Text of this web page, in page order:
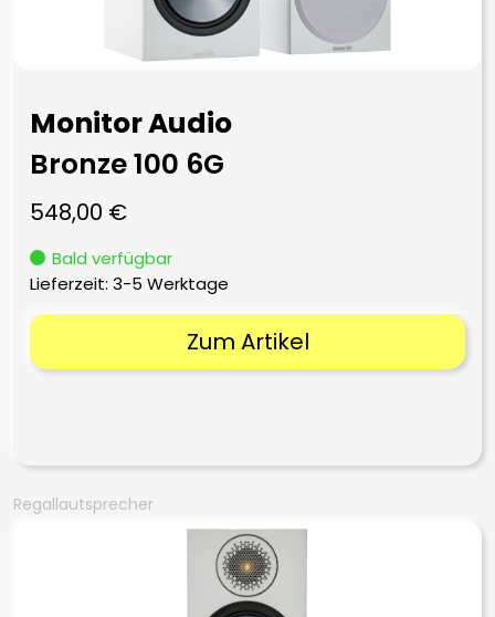
Monitor Audio
Bronze 100 6G
548,00 €
Bald verfügbar
Lieferzeit: 3-5 Werktage
Zum Artikel
Regallautsprecher